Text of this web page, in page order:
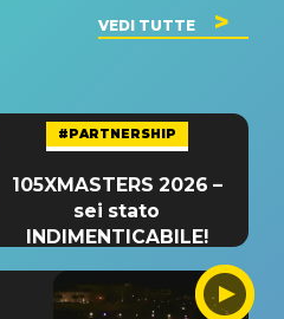
VEDI TUTTE
#PARTNERSHIP
105XMASTERS 2026 –
sei stato
INDIMENTICABILE!